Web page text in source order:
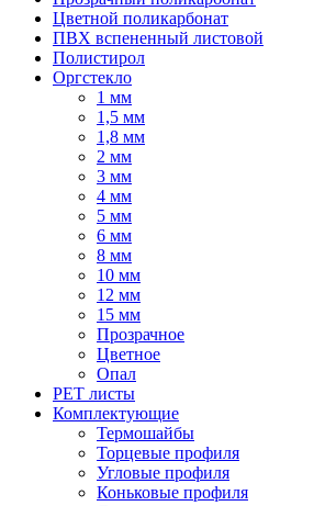
Цветной поликарбонат
ПВХ вспененный листовой
Полистирол
Оргстекло
1 мм
1,5 мм
1,8 мм
2 мм
3 мм
4 мм
5 мм
6 мм
8 мм
10 мм
12 мм
15 мм
Прозрачное
Цветное
Опал
PET листы
Комплектующие
Термошайбы
Торцевые профиля
Угловые профиля
Коньковые профиля